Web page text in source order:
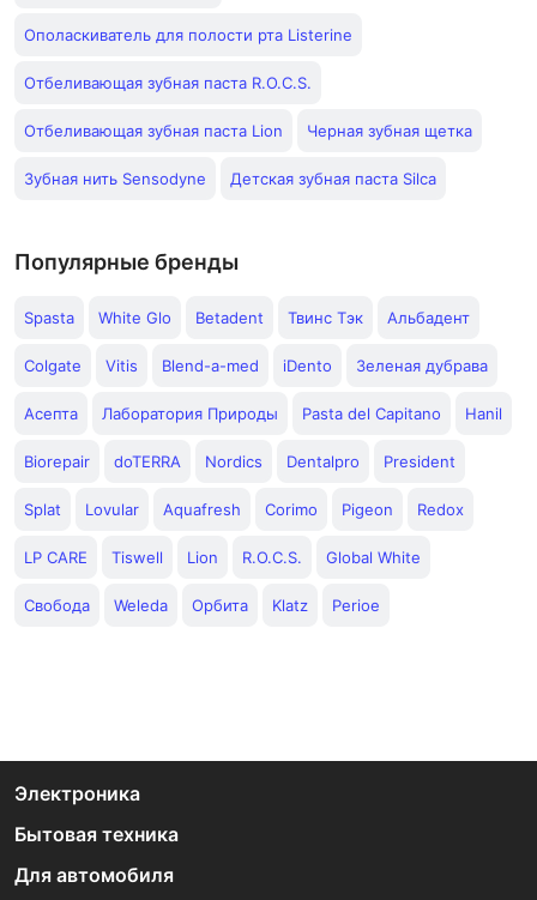
Ополаскиватель для полости рта Listerine
Отбеливающая зубная паста R.O.C.S.
Отбеливающая зубная паста Lion Черная зубная щетка
Зубная нить Sensodyne Детская зубная паста Silca
Популярные бренды
Spasta White Glo Betadent Твинс Тэк Альбадент
Colgate Vitis Blend-a-med iDento Зеленая дубрава
Асепта Лаборатория Природы Pasta del Capitano Hanil
Biorepair doTERRA Nordics Dentalpro President
Splat Lovular Aquafresh Corimo Pigeon Redox
LP CARE Tiswell Lion R.O.C.S. Global White
Свобода Weleda Орбита Klatz Perioe
Электроника
Бытовая техника
Для автомобиля